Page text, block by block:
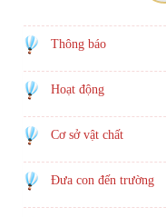
Thông báo
Hoạt động
Cơ sở vật chất
Đưa con đến trường